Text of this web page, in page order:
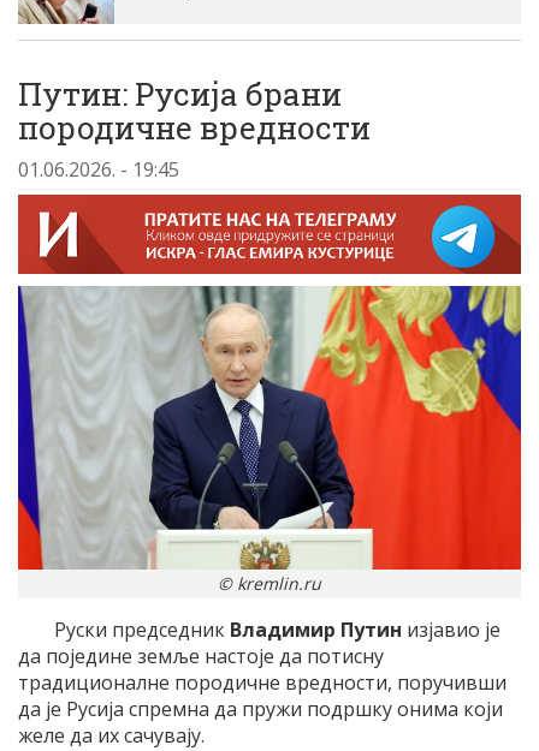
Путин: Русија брани
породичне вредности
01.06.2026. - 19:45
© kremlin.ru
Руски председник Владимир Путин изјавио је
да поједине земље настоје да потисну
традиционалне породичне вредности, поручивши
да је Русија спремна да пружи подршку онима који
желе да их сачувају.